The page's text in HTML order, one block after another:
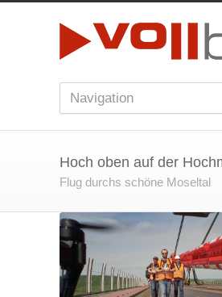
Hoch oben auf der
Flug durchs schöne Moseltal